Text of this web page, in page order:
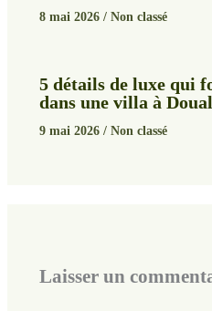
8 mai 2026 / Non classé
5 détails de luxe qui
dans une villa à
9 mai 2026 / Non classé
Laisser un